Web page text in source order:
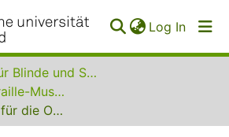
Log In
Service für Blinde und Sehbehinderte der UB Dortmund
Digitalisierte Braille-Musik-Matrizen des VzfB
Kompositionen für die Orgel (8)